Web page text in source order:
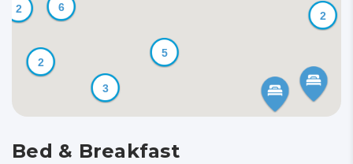
2 6
2
3
5
2
Bed & Breakfast